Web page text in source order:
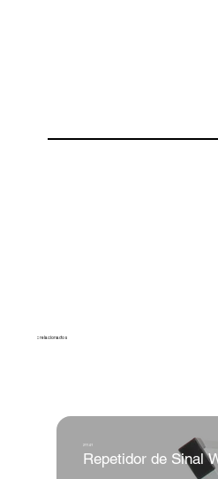
21141
Repetidor de Sinal
:: relacionados